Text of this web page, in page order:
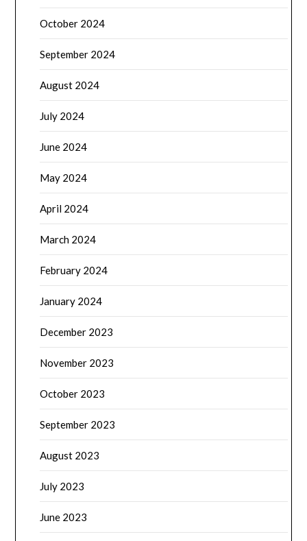
October 2024
September 2024
August 2024
July 2024
June 2024
May 2024
April 2024
March 2024
February 2024
January 2024
December 2023
November 2023
October 2023
September 2023
August 2023
July 2023
June 2023